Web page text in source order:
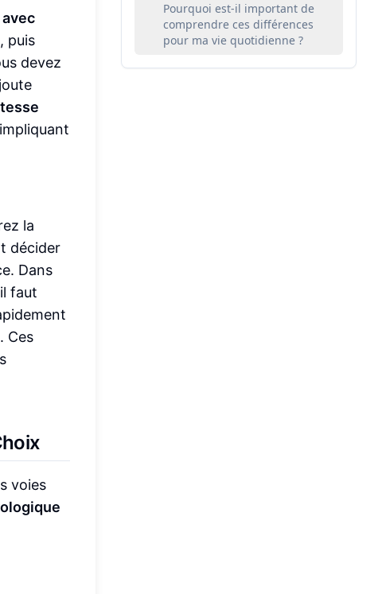
puis
devez
la
décider
Dans
faut
Ces
voies
Pourquoi est-il important de
comprendre ces différences
pour ma vie quotidienne ?